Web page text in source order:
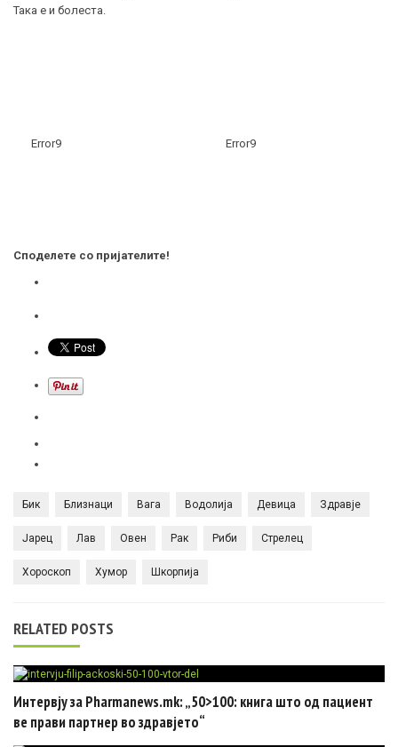
Така е и болеста.
Error9 Error9
Споделете со пријателите!
Бик Близнаци Вага Водолија Девица Здравје
Јарец Лав Овен Рак Риби Стрелец
Хороскоп Хумор Шкорпија
RELATED POSTS
Интервју за Pharmanews.mk: „50>100: книга што од пациент
ве прави партнер во здравјето“